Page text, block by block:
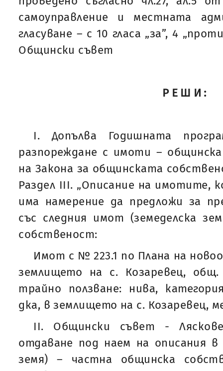
самоуправление и местната
гласуване – с 10 гласа „за”, 4
Общински съвет
РЕШИ:
I. Допълва Годишната
разпореждане с имоти –
на Закона за общинската
Раздел III. „Описание на имотите,
има намерение да предложи за
със следния имот (земеделска
собственост:
Имот с № 223.1 по Плана на
землището на с. Козаревец,
трайно ползване: нива,
дка, в землището на с. Козаревец,
ІI. Общински съвет -
отдаване под наем на описания
земя) – частна общинска